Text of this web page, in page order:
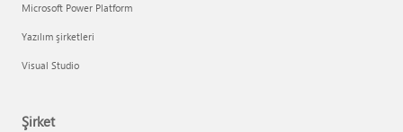
Microsoft Power Platform
Yazılım şirketleri
Visual Studio
Şirket